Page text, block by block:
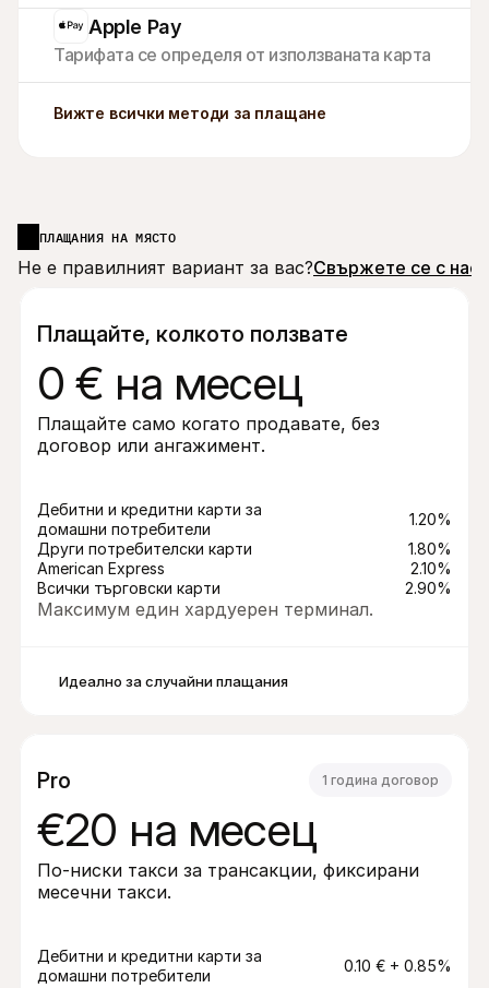
Apple Pay
Тарифата се определя от използваната карта
Вижте всички методи за плащане
ПЛАЩАНИЯ НА МЯСТО
Не е правилният вариант за вас?Свържете се с нас
Плащайте, колкото ползвате
0 € на месец
Плащайте само когато продавате, без
договор или ангажимент.
Дебитни и кредитни карти за
домашни потребители
1.20%
Други потребителски карти
1.80%
American Express
2.10%
Всички търговски карти
2.90%
Максимум един хардуерен терминал.
Идеално за случайни плащания
Pro 1 година договор
€20 на месец
По-ниски такси за трансакции, фиксирани
месечни такси.
Дебитни и кредитни карти за
домашни потребители
0.10 € + 0.85%